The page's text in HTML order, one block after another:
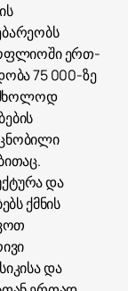
ერთ-
75 000-ზე
მხოლოდ
და
ქმნის
და